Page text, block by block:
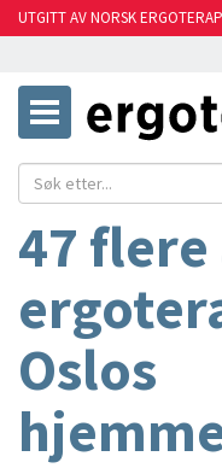
UTGITT AV NORSK
47
Oslos